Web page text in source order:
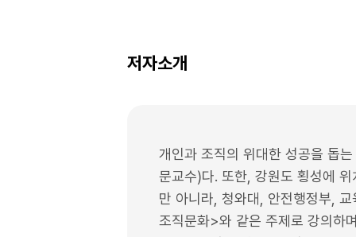
저자소개
개인과 조직의 위대한 성공을 돕
문교수)다. 또한, 강원도 횡성에
만 아니라, 청와대, 안전행정부,
조직문화>와 같은 주제로 강의하